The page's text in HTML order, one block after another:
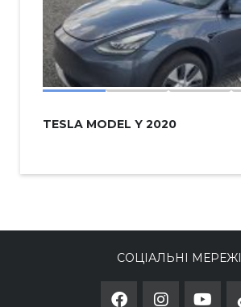
TESLA MODEL Y 2020
СОЦІАЛЬНІ МЕРЕЖІ